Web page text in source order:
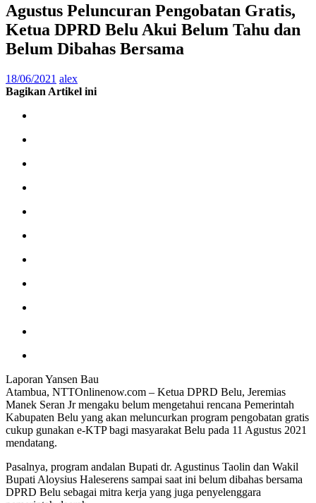
Agustus Peluncuran Pengobatan Gratis,
Ketua DPRD Belu Akui Belum Tahu dan
Belum Dibahas Bersama
18/06/2021 alex
Bagikan Artikel ini
Laporan Yansen Bau
Atambua, NTTOnlinenow.com – Ketua DPRD Belu, Jeremias
Manek Seran Jr mengaku belum mengetahui rencana Pemerintah
Kabupaten Belu yang akan meluncurkan program pengobatan gratis
cukup gunakan e-KTP bagi masyarakat Belu pada 11 Agustus 2021
mendatang.
Pasalnya, program andalan Bupati dr. Agustinus Taolin dan Wakil
Bupati Aloysius Haleserens sampai saat ini belum dibahas bersama
DPRD Belu sebagai mitra kerja yang juga penyelenggara